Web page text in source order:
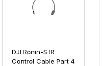
DJI Ronin-S IR
Control Cable Part 4